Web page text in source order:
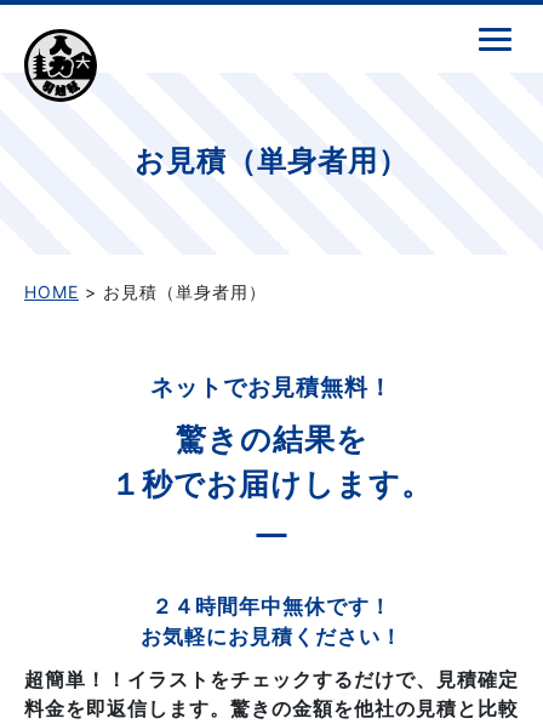
お見積（単身者用）
HOME > お見積（単身者用）
ネットでお見積無料！
驚きの結果を
１秒でお届けします。
２４時間年中無休です！
お気軽にお見積ください！
超簡単！！イラストをチェックするだけで、見積確定
料金を即返信します。驚きの金額を他社の見積と比較